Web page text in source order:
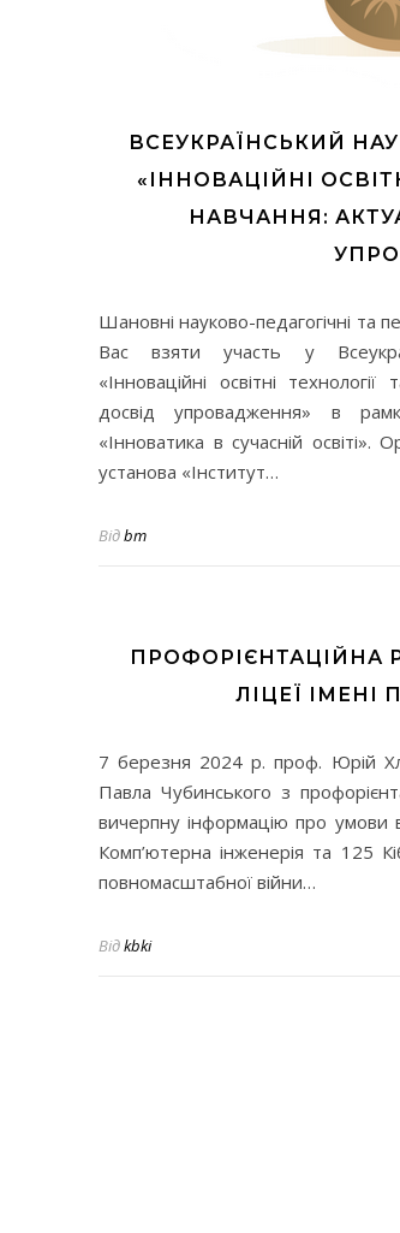
ВСЕУКРАЇНСЬКИЙ
«ІННОВАЦІЙНІ
НАВЧАННЯ:
Шановні науково-педагогічні та
Вас взяти участь у
«Інноваційні освітні
досвід упровадження» в
«Інноватика в сучасній
установа «Інститут…
Відbm
ПРОФОРІЄНТАЦІЙНА
ЛІЦЕЇ
7 березня 2024 р. проф. Юрій
Павла Чубинського з
вичерпну інформацію про умови
Комп’ютерна інженерія та 125
повномасштабної війни…
Відkbki